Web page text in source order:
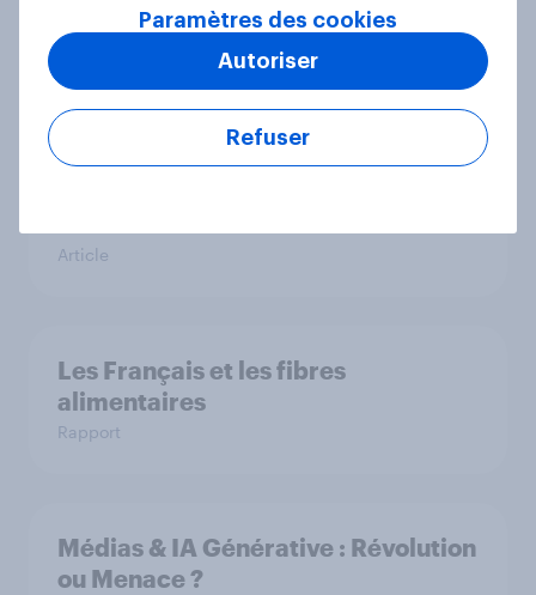
L’inquiétude gagne-t-elle les
Français ?
Article
Les Français et les fibres
alimentaires
Rapport
Médias & IA Générative : Révolution
ou Menace ?
Paramètres des cookies
Refuser
Autoriser